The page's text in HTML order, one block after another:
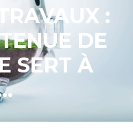
:
DE
SERT À